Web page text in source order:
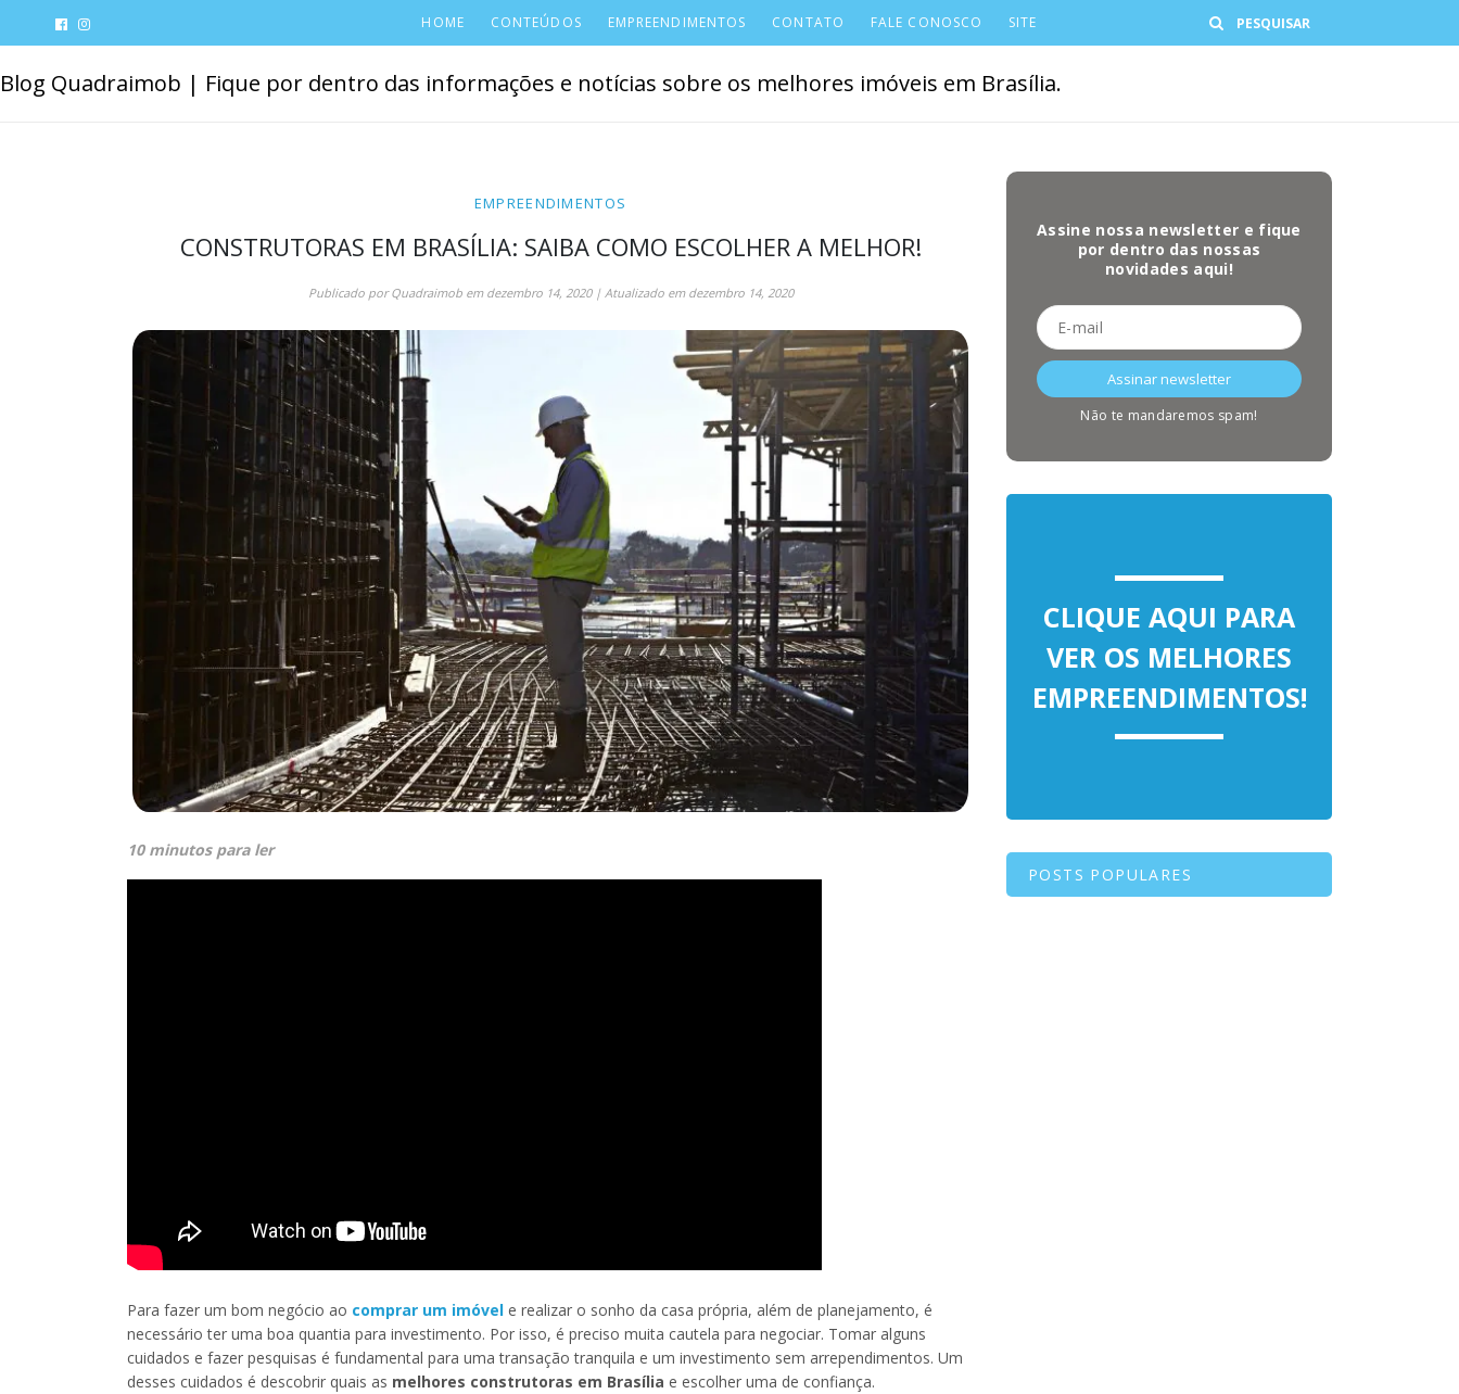
HOME CONTEÚDOS EMPREENDIMENTOS CONTATO FALE CONOSCO SITE Buscar
Blog Quadraimob | Fique por dentro das informações e notícias sobre os melhores imóveis em Brasília.
EMPREENDIMENTOS
CONSTRUTORAS EM BRASÍLIA: SAIBA COMO ESCOLHER A MELHOR!
Publicado porQuadraimobem dezembro 14, 2020| Atualizado em dezembro 14, 2020
10 minutos para ler
Para fazer um bom negócio ao comprar um imóvel e realizar o sonho da casa própria, além de planejamento, é
necessário ter uma boa quantia para investimento. Por isso, é preciso muita cautela para negociar. Tomar alguns
cuidados e fazer pesquisas é fundamental para uma transação tranquila e um investimento sem arrependimentos. Um
desses cuidados é descobrir quais as melhores construtoras em Brasília e escolher uma de confiança.
Assine nossa newsletter e fique
por dentro das nossas
novidades aqui!
Não te mandaremos spam!
CLIQUE AQUI PARA
VER OS MELHORES
EMPREENDIMENTOS!
POSTS POPULARES